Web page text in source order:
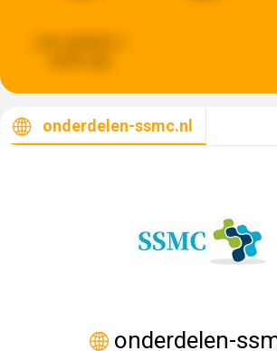
onderdelen-ssmc.nl
onderdelen-